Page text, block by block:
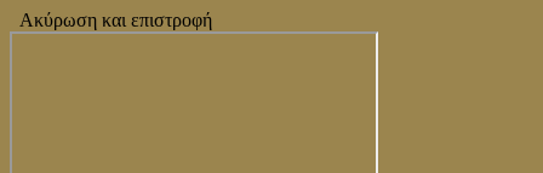
Ακύρωση και επιστροφή